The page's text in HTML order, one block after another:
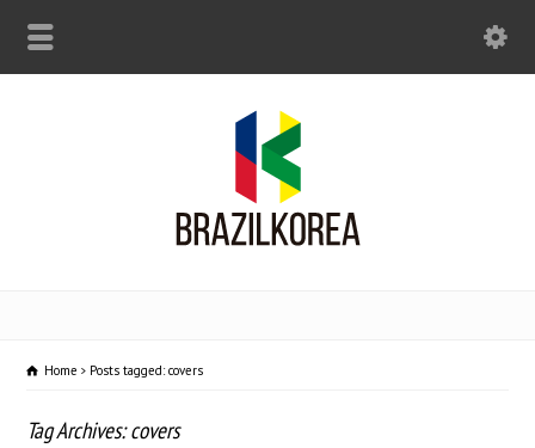
Home Posts tagged: covers
Tag Archives: covers